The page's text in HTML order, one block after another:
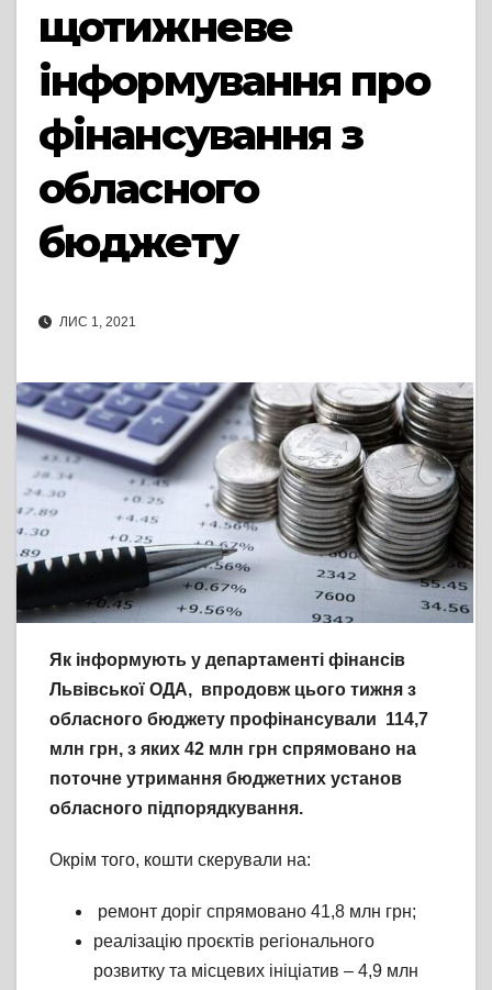
щотижневе
інформування про
фінансування з
обласного
бюджету
ЛИС 1, 2021
Як інформують у департаменті фінансів
Львівської ОДА, впродовж цього тижня з
обласного бюджету профінансували 114,7
млн грн, з яких 42 млн грн спрямовано на
поточне утримання бюджетних установ
обласного підпорядкування.
Окрім того, кошти скерували на:
ремонт доріг спрямовано 41,8 млн грн;
реалізацію проєктів регіонального
розвитку та місцевих ініціатив – 4,9 млн